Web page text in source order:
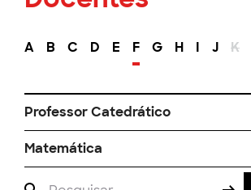
A B C D E F G H I J K
Professor Catedrático
Matemática